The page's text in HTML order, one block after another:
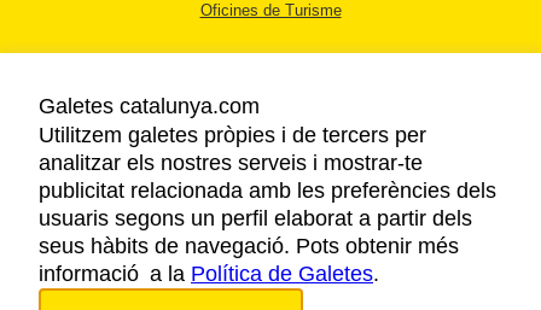
Oficines de Turisme
AVÍS LEGAL
POLÍTICA DE PRIVACITAT
COOKIES
ACCESSIBILITAT
Galetes catalunya.com
Utilitzem galetes pròpies i de tercers per
analitzar els nostres serveis i mostrar-te
publicitat relacionada amb les preferències dels
usuaris segons un perfil elaborat a partir dels
seus hàbits de navegació. Pots obtenir més
informació a la Política de Galetes.